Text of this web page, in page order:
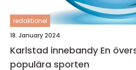
redaktionel
18. January 2024
Karlstad innebandy En översikt av den
populära sporten